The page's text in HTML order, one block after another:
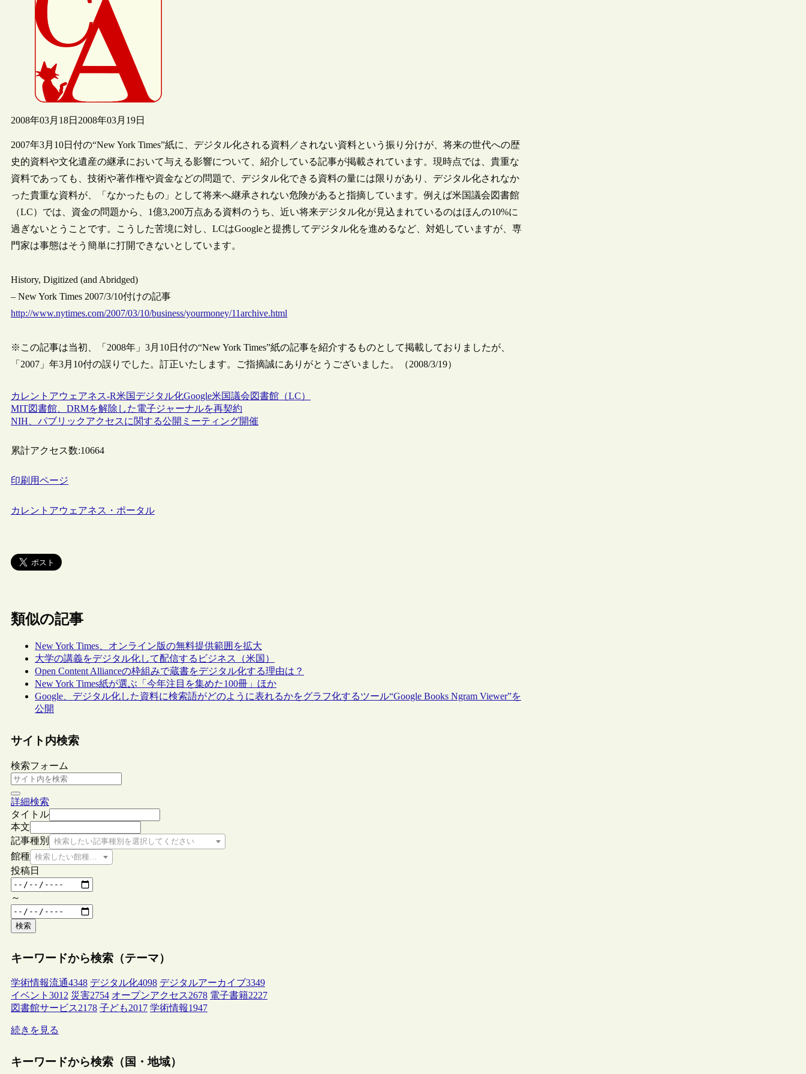
2008年03月18日 2008年03月19日
2007年3月10日付の“New York Times”紙に、デジタル化される資料／されない資料という振り分けが、将来の世代への歴
史的資料や文化遺産の継承において与える影響について、紹介している記事が掲載されています。現時点では、貴重な
資料であっても、技術や著作権や資金などの問題で、デジタル化できる資料の量には限りがあり、デジタル化されなか
った貴重な資料が、「なかったもの」として将来へ継承されない危険があると指摘しています。例えば米国議会図書館
（LC）では、資金の問題から、1億3,200万点ある資料のうち、近い将来デジタル化が見込まれているのはほんの10%に
過ぎないとうことです。こうした苦境に対し、LCはGoogleと提携してデジタル化を進めるなど、対処していますが、専
門家は事態はそう簡単に打開できないとしています。
History, Digitized (and Abridged)
– New York Times 2007/3/10付けの記事
http://www.nytimes.com/2007/03/10/business/yourmoney/11archive.html
※この記事は当初、「2008年」3月10日付の“New York Times”紙の記事を紹介するものとして掲載しておりましたが、
「2007」年3月10付の誤りでした。訂正いたします。ご指摘誠にありがとうございました。（2008/3/19）
カレントアウェアネス-R米国 デジタル化Google米国議会図書館（LC）
MIT図書館、DRMを解除した電子ジャーナルを再契約
NIH、パブリックアクセスに関する公開ミーティング開催
累計アクセス数:10664
印刷用ページ
カレントアウェアネス・ポータル
類似の記事
New York Times、オンライン版の無料提供範囲を拡大
大学の講義をデジタル化して配信するビジネス（米国）
Open Content Allianceの枠組みで蔵書をデジタル化する理由は？
New York Times紙が選ぶ「今年注目を集めた100冊」ほか
Google、デジタル化した資料に検索語がどのように表れるかをグラフ化するツール“Google Books Ngram Viewer”を
公開
サイト内検索
検索フォーム
詳細検索
タイトル
本文
記事種別
検索したい記事種別を選択してください
館種 検索したい館種を選択してください
投稿日
～
検索
キーワードから検索（テーマ）
学術情報流通4348 デジタル化4098 デジタルアーカイブ3349
イベント 3012 災害2754 オープンアクセス2678 電子書籍2227
図書館サービス2178 子ども2017 学術情報1947
続きを見る
キーワードから検索（国・地域）